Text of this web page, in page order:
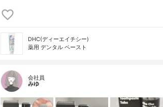
DHC(ディーエイチシー)
薬用 デンタル ペースト
会社員
みゆ